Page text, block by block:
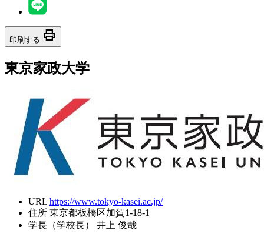
印刷する print
東京家政大学
URL https://www.tokyo-kasei.ac.jp/
住所 東京都板橋区加賀1-18-1
学長（学校長）
井上 俊哉